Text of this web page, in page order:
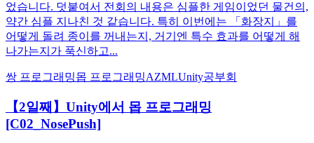
었습니다. 덧붙여서 전회의 내용은 심플한 게임이었던 물건의,
약간 심플 지나친 것 같습니다. 특히 이번에는 「화장지」를
어떻게 돌려 종이를 꺼내는지, 거기엔 특수 효과를 어떻게 해
나가는지가 푹신하고...
쌍 프로그래밍몹 프로그래밍AZMLUnity공부회
【2일째】Unity에서 몹 프로그래밍
[C02_NosePush]